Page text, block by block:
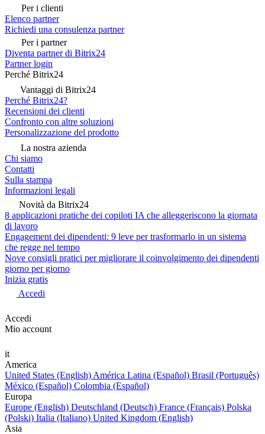
Per i clienti
Elenco partner
Richiedi una consulenza partner
Per i partner
Diventa partner di Bitrix24
Partner login
Perché Bitrix24
Vantaggi di Bitrix24
Perché Bitrix24?
Recensioni dei clienti
Confronto con altre soluzioni
Personalizzazione del prodotto
La nostra azienda
Chi siamo
Contatti
Sulla stampa
Informazioni legali
Novità da Bitrix24
8 applicazioni pratiche dei copiloti IA che alleggeriscono la giornata
di lavoro
Engagement dei dipendenti: 9 leve per trasformarlo in un sistema
che regge nel tempo
Nove consigli pratici per migliorare il coinvolgimento dei dipendenti
giorno per giorno
Inizia gratis
Accedi
Accedi
Mio account
it
America
United States (English) América Latina (Español) Brasil (Português)
México (Español) Colombia (Español)
Europa
Europe (English) Deutschland (Deutsch) France (Français) Polska
(Polski) Italia (Italiano) United Kingdom (English)
Asia